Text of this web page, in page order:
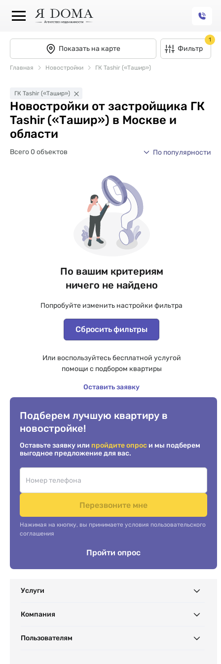
Показать на карте Фильтр
1
Главная Новостройки ГК Tashir («Ташир»)
ГК Tashir («Ташир»)
Новостройки от застройщика ГК
Tashir («Ташир») в Москве и
области
Всего 0 объектов По популярности
По вашим критериям
ничего не найдено
Попробуйте изменить настройки фильтра
Сбросить фильтры
Или воспользуйтесь бесплатной услугой
помощи с подбором квартиры
Оставить заявку
Подберем лучшую квартиру в
новостройке!
Оставьте заявку или пройдите опрос и мы подберем
выгодное предложение для вас.
Перезвоните мне
Нажимая на кнопку, вы принимаете условия пользовательского
соглашения
Пройти опрос
Услуги
Компания
Пользователям